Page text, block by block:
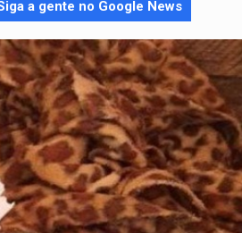
a gente no Google News